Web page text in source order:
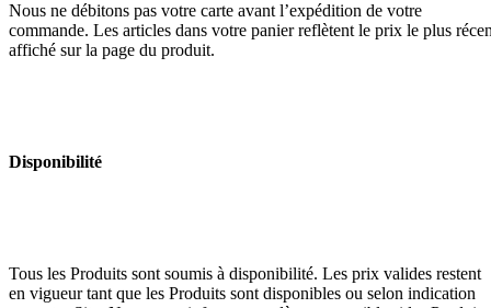
Nous ne débitons pas votre carte avant l’expédition de votre
commande. Les articles dans votre panier reflètent le prix le plus
affiché sur la page du produit.
Disponibilité
Tous les Produits sont soumis à disponibilité. Les prix valides restent
en vigueur tant que les Produits sont disponibles ou selon indication